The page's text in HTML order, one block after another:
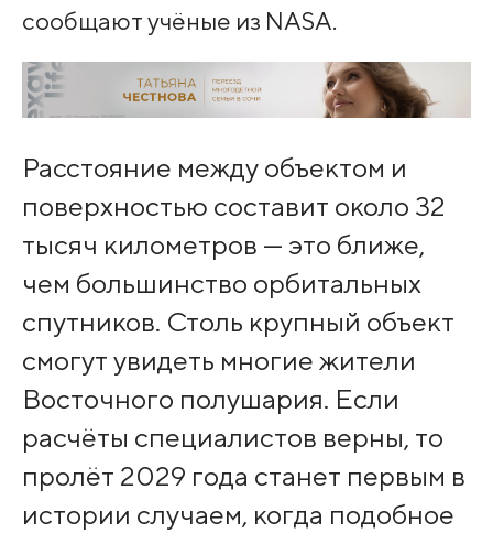
сообщают учёные из NASA.
Расстояние между объектом и
поверхностью составит около 32
тысяч километров — это ближе,
чем большинство орбитальных
спутников. Столь крупный объект
смогут увидеть многие жители
Восточного полушария. Если
расчёты специалистов верны, то
пролёт 2029 года станет первым в
истории случаем, когда подобное